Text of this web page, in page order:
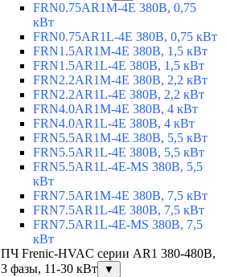
FRN0.75AR1M-4E 380В, 0,75
кВт
FRN0.75AR1L-4E 380В, 0,75 кВт
FRN1.5AR1M-4E 380В, 1,5 кВт
FRN1.5AR1L-4E 380В, 1,5 кВт
FRN2.2AR1M-4E 380В, 2,2 кВт
FRN2.2AR1L-4E 380В, 2,2 кВт
FRN4.0AR1M-4E 380В, 4 кВт
FRN4.0AR1L-4E 380В, 4 кВт
FRN5.5AR1M-4E 380В, 5,5 кВт
FRN5.5AR1L-4E 380В, 5,5 кВт
FRN5.5AR1L-4E-MS 380В, 5,5
кВт
FRN7.5AR1M-4E 380В, 7,5 кВт
FRN7.5AR1L-4E 380В, 7,5 кВт
FRN7.5AR1L-4E-MS 380В, 7,5
кВт
ПЧ Frenic-HVAC серии AR1 380-480В,
3 фазы, 11-30 кВт
▼